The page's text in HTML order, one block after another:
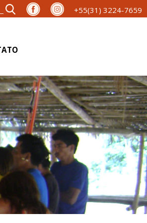
+55(31) 3224-7659